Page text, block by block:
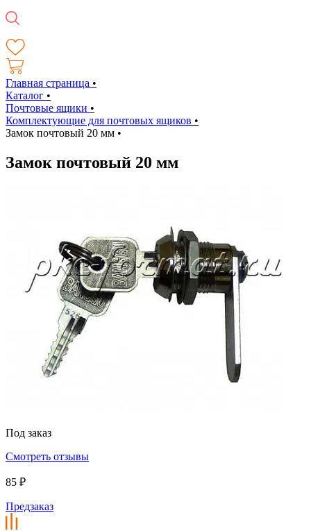
Главная страница •
Каталог •
Почтовые ящики •
Комплектующие для почтовых ящиков •
Замок почтовый 20 мм •
Замок почтовый 20 мм
Под заказ
Смотреть отзывы
85 ₽
Предзаказ